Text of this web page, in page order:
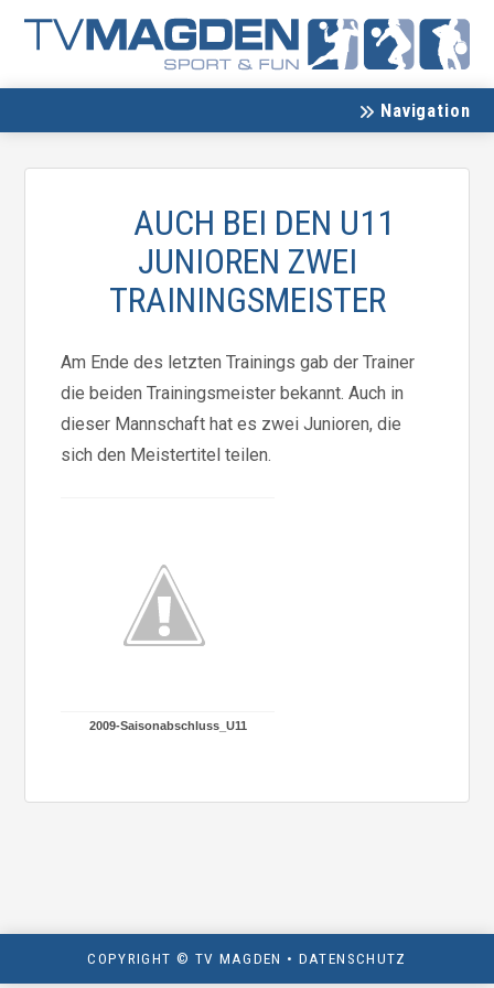
Navigation
AUCH BEI DEN U11
JUNIOREN ZWEI
TRAININGSMEISTER
Am Ende des letzten Trainings gab der Trainer
die beiden Trainingsmeister bekannt. Auch in
dieser Mannschaft hat es zwei Junioren, die
sich den Meistertitel teilen.
2009-Saisonabschluss_U11
COPYRIGHT © TV MAGDEN • DATENSCHUTZ